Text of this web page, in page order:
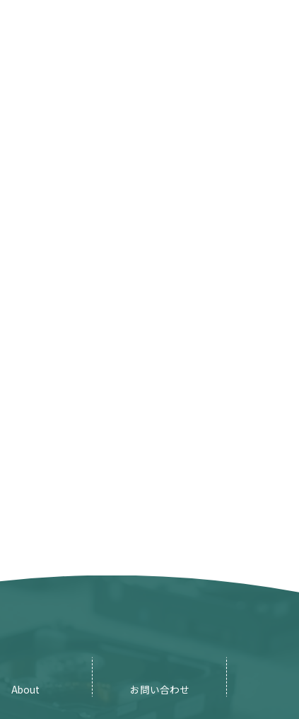
About お問い合わせ